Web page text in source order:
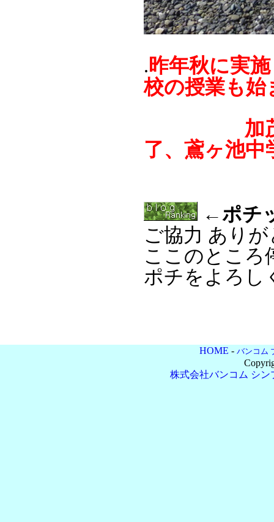
.昨年秋に実
校の授業も始
加茂中学
了、鳶ヶ池
←ポチ
ご協力 あり
ここのとこ
ポチをよろし
HOME - バンコム
株式会社バンコム シン